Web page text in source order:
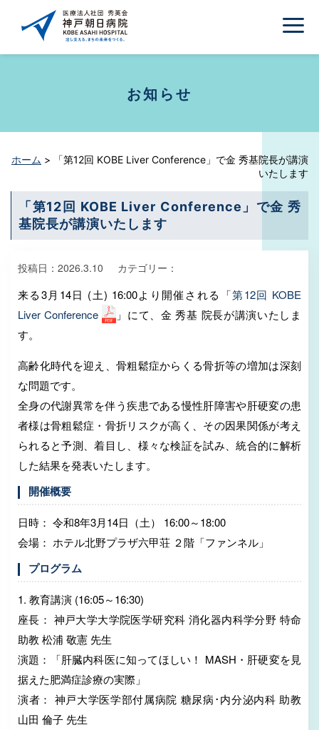
お知らせ
ホーム >
「第12回 KOBE Liver Conference」で金 秀基院長が講演
いたします
「第12回 KOBE Liver Conference」で金 秀
基院長が講演いたします
投稿日： 2026.3.10 カテゴリー：
来る3月14日 (土) 16:00より開催される「第12回 KOBE
Liver Conference
」にて、金 秀基 院長が講演いたしま
す。
高齢化時代を迎え、骨粗鬆症からくる骨折等の増加は深刻
な問題です。
全身の代謝異常を伴う疾患である慢性肝障害や肝硬変の患
者様は骨粗鬆症・骨折リスクが高く、その因果関係が考え
られると予測、着目し、様々な検証を試み、統合的に解析
した結果を発表いたします。
開催概要
日時： 令和8年3月14日（土） 16:00～18:00
会場： ホテル北野プラザ六甲荘 ２階「ファンネル」
プログラム
1. 教育講演 (16:05～16:30)
座長： 神戸大学大学院医学研究科 消化器内科学分野 特命
助教 松浦 敬憲 先生
演題：「肝臓内科医に知ってほしい！ MASH・肝硬変を見
据えた肥満症診療の実際」
演者： 神戸大学医学部付属病院 糖尿病･内分泌内科 助教
山田 倫子 先生